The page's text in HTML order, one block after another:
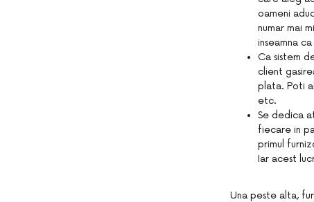
oameni
numar mai
inseamna
Ca sistem
client
plata. Poti
etc.
Se dedica
fiecare in
primul
Iar acest
Una peste alta,